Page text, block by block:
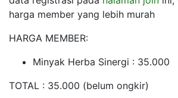
harga member yang lebih murah
HARGA MEMBER:
Minyak Herba Sinergi : 35.000
TOTAL : 35.000 (belum ongkir)